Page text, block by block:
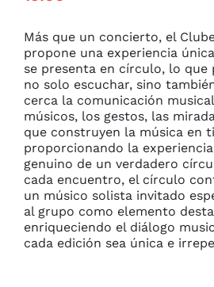
Más que un concierto, el
propone una experiencia
se presenta en círculo, lo que
no solo escuchar, sino
cerca la comunicación
músicos, los gestos, las
que construyen la música en
proporcionando la
genuino de un verdadero
cada encuentro, el círculo
un músico solista invitado
al grupo como elemento
enriqueciendo el diálogo
cada edición sea única e